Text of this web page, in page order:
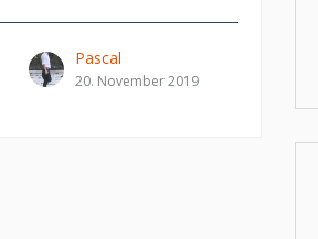
Pascal
20. November 2019